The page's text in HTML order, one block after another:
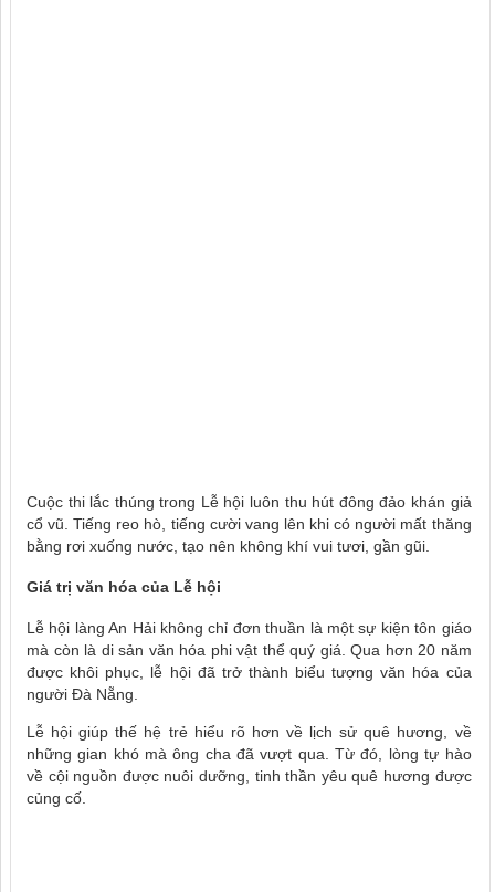
Cuộc thi lắc thúng trong Lễ hội luôn thu hút đông đảo khán giả
cổ vũ. Tiếng reo hò, tiếng cười vang lên khi có người mất thăng
bằng rơi xuống nước, tạo nên không khí vui tươi, gần gũi.
Giá trị văn hóa của Lễ hội
Lễ hội làng An Hải không chỉ đơn thuần là một sự kiện tôn giáo
mà còn là di sản văn hóa phi vật thể quý giá. Qua hơn 20 năm
được khôi phục, lễ hội đã trở thành biểu tượng văn hóa của
người Đà Nẵng.
Lễ hội giúp thế hệ trẻ hiểu rõ hơn về lịch sử quê hương, về
những gian khó mà ông cha đã vượt qua. Từ đó, lòng tự hào
về cội nguồn được nuôi dưỡng, tinh thần yêu quê hương được
củng cố.